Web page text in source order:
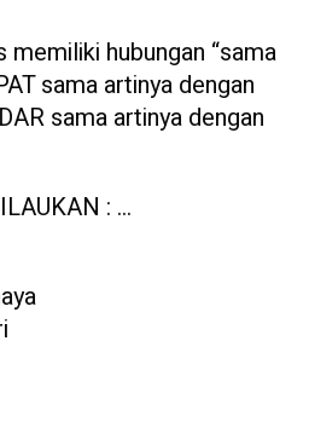
memiliki hubungan “sama
sama artinya dengan
sama artinya dengan
: …